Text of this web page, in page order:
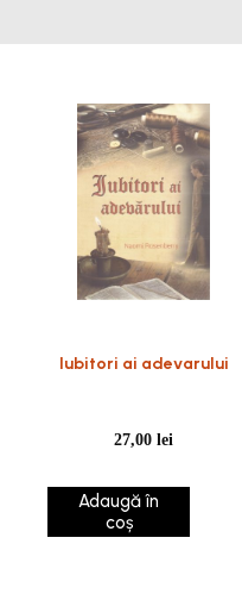
Iubitori ai adevarului
27,00lei
Adaugă în
coș